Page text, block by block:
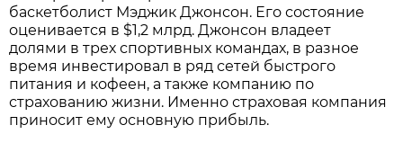
баскетболист Мэджик Джонсон. Его состояние
оценивается в $1,2 млрд. Джонсон владеет
долями в трех спортивных командах, в разное
время инвестировал в ряд сетей быстрого
питания и кофеен, а также компанию по
страхованию жизни. Именно страховая компания
приносит ему основную прибыль.